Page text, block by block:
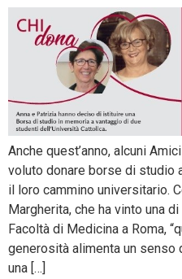
Anche quest’anno, alcuni
voluto donare borse di studio
il loro cammino universitario.
Margherita, che ha vinto una
Facoltà di Medicina a Roma,
generosità alimenta un senso
una […]